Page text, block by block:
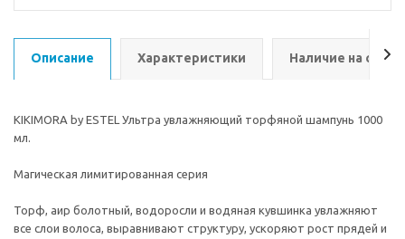
Описание Характеристики Наличие на
KIKIMORA by ESTEL Ультра увлажняющий торфяной шампунь 1000
мл.
Магическая лимитированная серия
Торф, аир болотный, водоросли и водяная кувшинка увлажняют
все слои волоса, выравнивают структуру, ускоряют рост прядей и